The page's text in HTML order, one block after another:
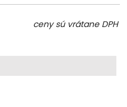
ceny sú vrátane DPH